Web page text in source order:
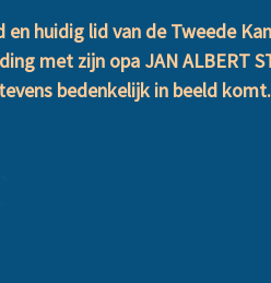
huidig lid van de Tweede
met zijn opa JAN ALBERT
bedenkelijk in beeld